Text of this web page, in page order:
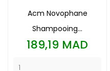
Acm Novophane
Shampooing...
Prix
189,19 MAD